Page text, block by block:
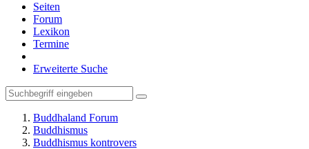
Seiten
Forum
Lexikon
Termine
Erweiterte Suche
Buddhaland Forum
Buddhismus
Buddhismus kontrovers